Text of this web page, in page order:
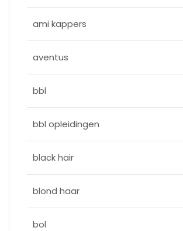
ami kappers
aventus
bbl
bbl opleidingen
black hair
blond haar
bol